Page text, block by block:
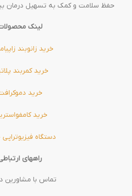
حفظ سلامت و کمک به تسهیل درمان
لینک
خرید زانوبند
خرید کمربند
خرید
خرید
دستگاه فیزیوتراپی
راههای
تماس با مشاورین